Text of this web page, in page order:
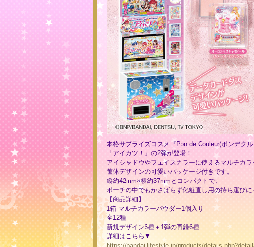
本格サプライズコスメ『Pon de Couleur(ポンデクル
「アイカツ！」の2弾が登場！
アイシャドウやフェイスカラーに使えるマルチカラ
筐体デザインの可愛いパッケージ付きです。
縦約42mm×横約37mmとコンパクトで、
ポーチの中でもかさばらず化粧直し用の持ち運びに
【商品詳細】
1箱 マルチカラーパウダー1個入り
全12種
新規デザイン6種＋1弾の再録6種
詳細はこちら▼
https://bandai-lifestyle.jp/products/